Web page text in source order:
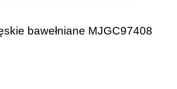
bawełniane MJGC97408